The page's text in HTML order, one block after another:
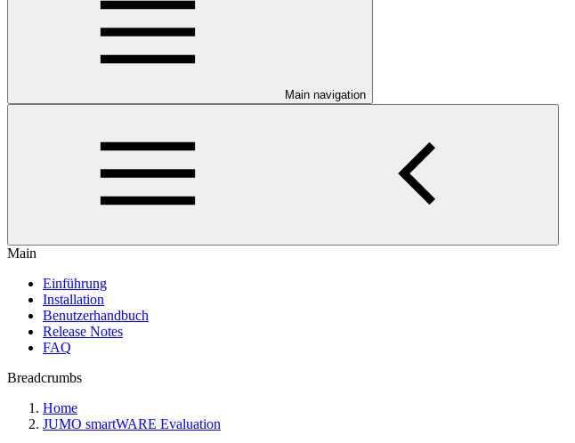
Main navigation
Main
Einführung
Installation
Benutzerhandbuch
Release Notes
FAQ
Breadcrumbs
Home
JUMO smartWARE Evaluation